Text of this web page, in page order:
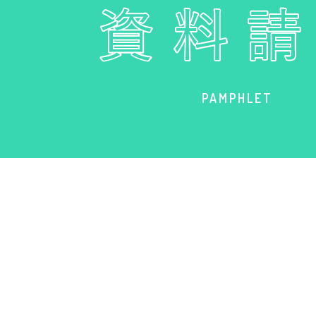
PAMPHLET